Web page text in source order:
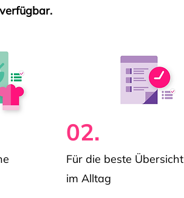
02.
Für die beste Übersicht
im Alltag